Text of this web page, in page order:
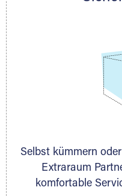
Selbst kümmern
Extraraum
komfortable